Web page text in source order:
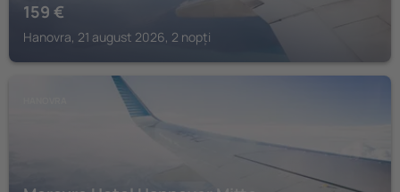
159 €
Hanovra, 21 august 2026, 2 nopți